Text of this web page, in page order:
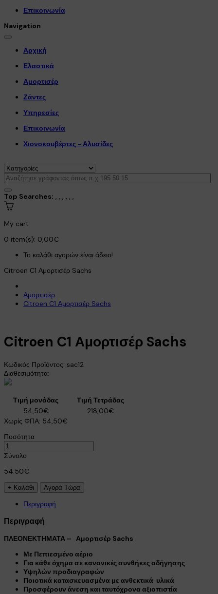
Επικοινωνία
Navigation
Αρχική
Ελαστικά
Αμορτισέρ
Ζάντες
Υπηρεσίες
Επικοινωνία
Χιονοκουβέρτες - Αλυσίδες
Top Searches: , , , , , ,
My cart
0 item(s): 0,00€
Το καλάθι αγορών είναι άδειο!
Citroen C1 Αμορτισέρ Sachs
Αμορτισέρ
Citroen C1 Αμορτισέρ Sachs
Citroen C1 Αμορτισέρ Sachs
Κωδικός Προϊόντος: sac12
Διαθεσιμότητα:
Τιμή μονάδας
Τιμή Τετράδας
54,50€
218,00€
Χωρίς ΦΠΑ: 54,50€
Ποσότητα
Σύνολο
54.50€
Περιγραφή
Περιγραφή
ΠΛΕΟΝΕΚΤΗΜΑΤΑ – Αμορτισέρ Sachs
Με Πεπιεσμένο αέριο
Για κάθε όχημα σε κανονικές συνθήκες οδήγησης
Υψηλών προδιαγραφών
Ποιοτικά κατασκευασμένα με ανθεκτικά υλικά
Προσφέρουν άνεση και ταυτόχρονα αξιοπιστία